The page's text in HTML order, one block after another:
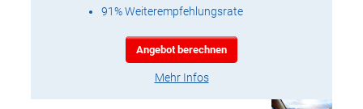
91% Weiterempfehlungsrate
Angebot berechnen
Mehr Infos